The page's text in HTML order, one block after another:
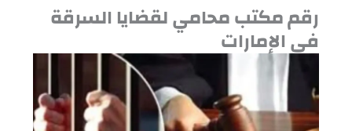
رقم مكتب محامي لقضايا السرقة
في الإمارات